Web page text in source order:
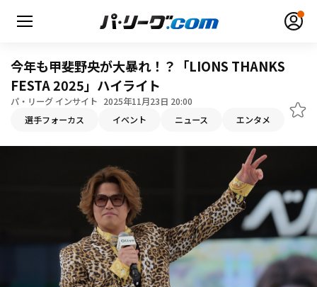
順位表･成績
今年も甲斐野央が大暴れ！？「LIONS THANKS
FESTA 2025」ハイライト
パ・リーグ インサイト 2025年11月23日 20:00
選手フォーカス イベント ニュース エンタメ